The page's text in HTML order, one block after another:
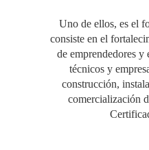
Uno de ellos, es el
consiste en el
de emprendedores y
técnicos y
construcción,
comercialización